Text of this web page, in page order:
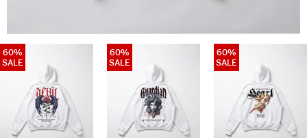
60%
SALE
60%
SALE
60%
SALE